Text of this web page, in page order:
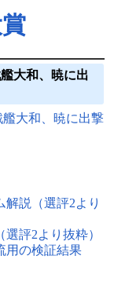
大和、暁に出
大和、暁に出撃
解説（選評2より
評2より抜粋）
用の検証結果